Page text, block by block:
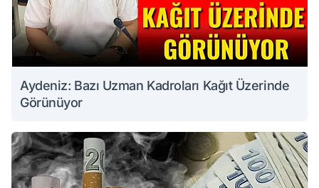
Aydeniz: Bazı Uzman Kadroları Kağıt Üzerinde
Görünüyor